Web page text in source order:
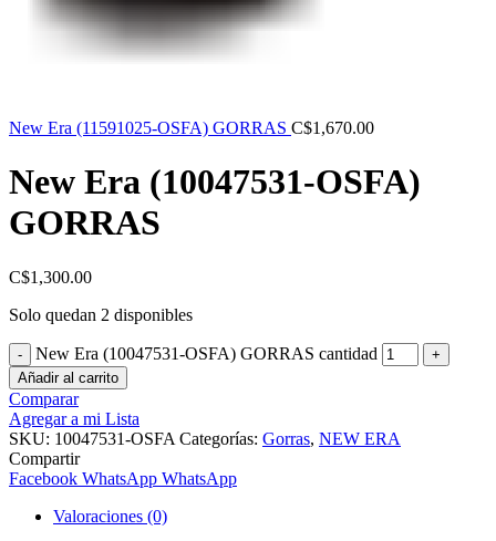
New Era (11591025-OSFA) GORRAS C$1,670.00
New Era (10047531-OSFA)
GORRAS
C$1,300.00
Solo quedan 2 disponibles
New Era (10047531-OSFA) GORRAS cantidad
Añadir al carrito
Comparar
Agregar a mi Lista
SKU: 10047531-OSFA Categorías: Gorras, NEW ERA
Compartir
Facebook WhatsApp WhatsApp
Valoraciones (0)